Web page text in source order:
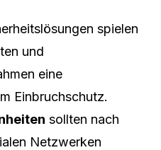
spielen
und
eine
Einbruchschutz.
sollten nach
Netzwerken